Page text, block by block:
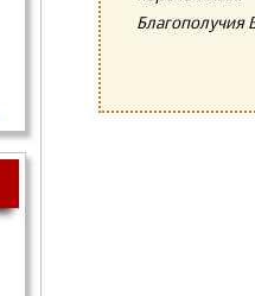
Благополучия